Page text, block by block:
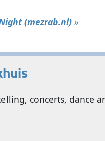
(mezrab.nl)»
concerts, dance